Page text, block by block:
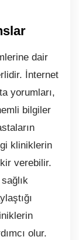
dair
İnternet
yorumları,
bilgiler
kliniklerin
verebilir.
olur.